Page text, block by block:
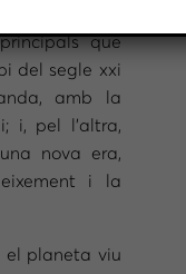
que
del segle xxi
amb la
i, pel l’altra,
nova era,
i la
el planeta viu